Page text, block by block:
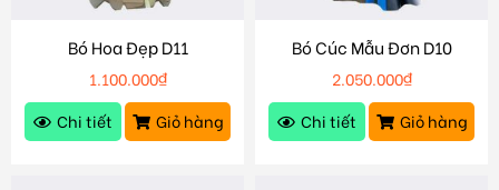
Bó Hoa Đẹp D11
1.100.000₫
Chi tiết
Giỏ hàng
Bó Cúc Mẫu Đơn D10
2.050.000₫
Chi tiết
Giỏ hàng